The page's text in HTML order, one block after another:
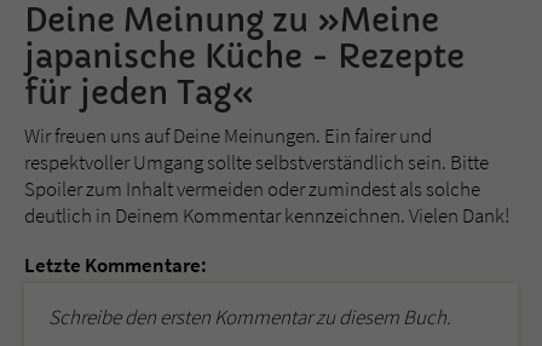
Deine Meinung zu »Meine
japanische Küche - Rezepte
für jeden Tag«
Wir freuen uns auf Deine Meinungen. Ein fairer und
respektvoller Umgang sollte selbstverständlich sein. Bitte
Spoiler zum Inhalt vermeiden oder zumindest als solche
deutlich in Deinem Kommentar kennzeichnen. Vielen Dank!
Letzte Kommentare:
Schreibe den ersten Kommentar zu diesem Buch.